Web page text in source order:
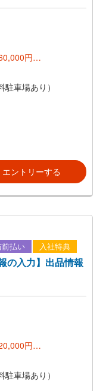
円～
車場あり）
エントリーする
払い 入社特典
の入力】出品情報
円～
車場あり）